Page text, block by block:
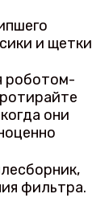
и щетки
роботом-
они
фильтра.